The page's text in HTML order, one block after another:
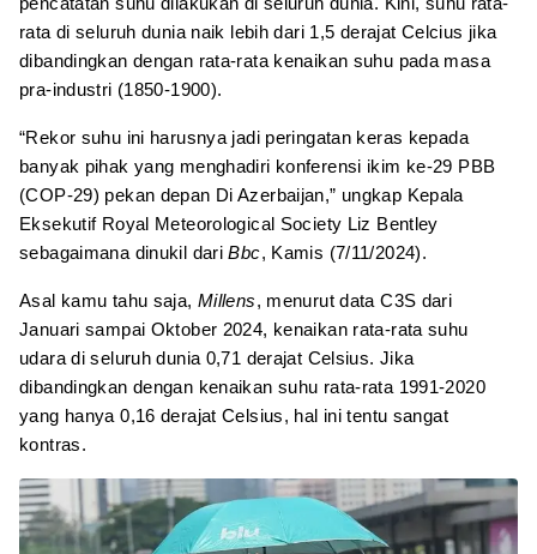
rata di seluruh dunia naik lebih dari 1,5 derajat Celcius jika
dibandingkan dengan rata-rata kenaikan suhu pada masa
pra-industri (1850-1900).
“Rekor suhu ini harusnya jadi peringatan keras kepada
banyak pihak yang menghadiri konferensi ikim ke-29 PBB
(COP-29) pekan depan Di Azerbaijan,” ungkap Kepala
Eksekutif Royal Meteorological Society Liz Bentley
sebagaimana dinukil dariBbc, Kamis (7/11/2024).
Asal kamu tahu saja, Millens, menurut data C3S dari
Januari sampai Oktober 2024, kenaikan rata-rata suhu
udara di seluruh dunia 0,71 derajat Celsius. Jika
dibandingkan dengan kenaikan suhu rata-rata 1991-2020
yang hanya 0,16 derajat Celsius, hal ini tentu sangat
kontras.